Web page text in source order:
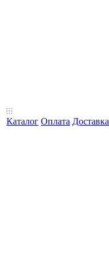
Каталог Оплата Доставка